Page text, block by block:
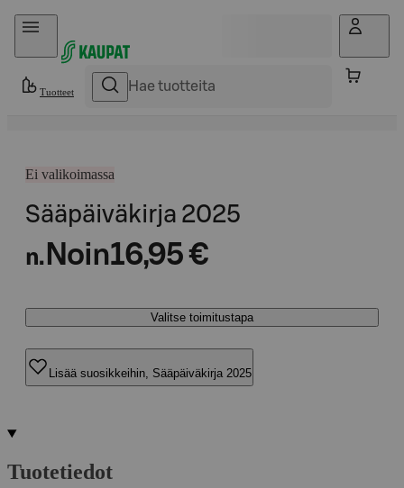
Hyppää sisältöön
Tuotteet
Ei valikoimassa
Sääpäiväkirja 2025
n. Noin16,95 €
Valitse toimitustapa
Lisää suosikkeihin, Sääpäiväkirja 2025
Tuotetiedot